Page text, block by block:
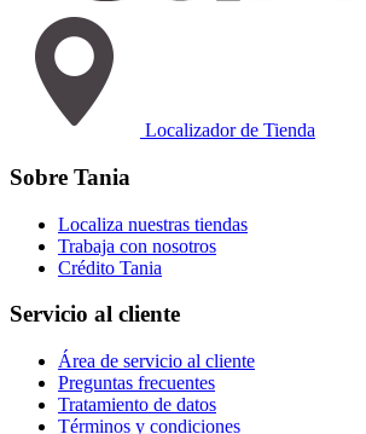
Localizador de Tienda
Sobre Tania
Localiza nuestras tiendas
Trabaja con nosotros
Crédito Tania
Servicio al cliente
Área de servicio al cliente
Preguntas frecuentes
Tratamiento de datos
Términos y condiciones